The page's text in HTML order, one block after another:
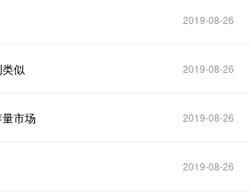
2019-08-26
似 2019-08-26
市场 2019-08-26
2019-08-26